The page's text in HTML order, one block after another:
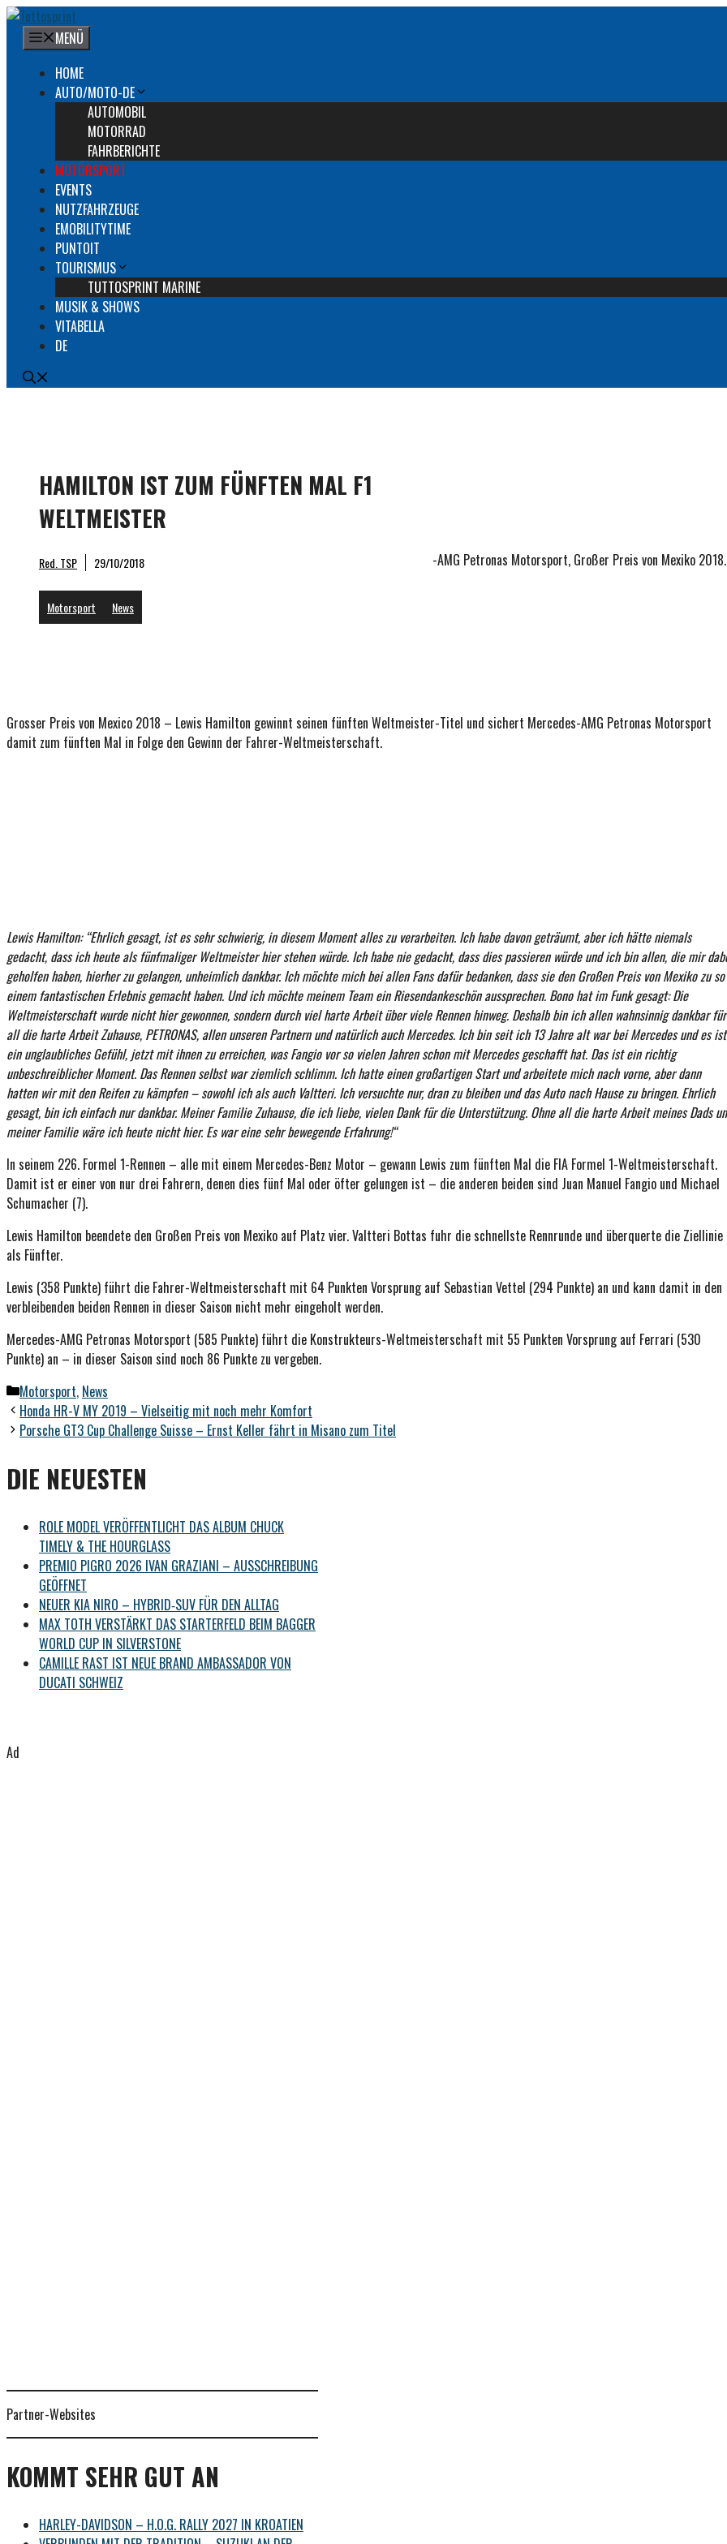
Zum
Inhalt
springen
MENÜ
HOME
AUTO/MOTO-DE
AUTOMOBIL
MOTORRAD
FAHRBERICHTE
MOTORSPORT
EVENTS
NUTZFAHRZEUGE
EMOBILITYTIME
PUNTOIT
TOURISMUS
TUTTOSPRINT MARINE
MUSIK & SHOWS
VITABELLA
DE
HAMILTON IST ZUM FÜNFTEN MAL F1
WELTMEISTER
Red. TSP 29/10/2018
Motorsport News
Formel 1 - Mercedes-AMG Petronas Motorsport, Großer Preis von Mexiko
Grosser Preis von Mexico 2018 – Lewis Hamilton gewinnt seinen fünften Weltmeister-Titel und sichert Mercedes-AMG Petronas Motorsport
damit zum fünften Mal in Folge den Gewinn der Fahrer-Weltmeisterschaft.
Lewis Hamilton: “Ehrlich gesagt, ist es sehr schwierig, in diesem Moment alles zu verarbeiten. Ich habe davon geträumt, aber ich hätte niemals
gedacht, dass ich heute als fünfmaliger Weltmeister hier stehen würde. Ich habe nie gedacht, dass dies passieren würde und ich bin allen, die mir
geholfen haben, hierher zu gelangen, unheimlich dankbar. Ich möchte mich bei allen Fans dafür bedanken, dass sie den Großen Preis von Mexiko zu so
einem fantastischen Erlebnis gemacht haben. Und ich möchte meinem Team ein Riesendankeschön aussprechen. Bono hat im Funk gesagt: Die
Weltmeisterschaft wurde nicht hier gewonnen, sondern durch viel harte Arbeit über viele Rennen hinweg. Deshalb bin ich allen wahnsinnig dankbar für
all die harte Arbeit Zuhause, PETRONAS, allen unseren Partnern und natürlich auch Mercedes. Ich bin seit ich 13 Jahre alt war bei Mercedes und es ist
ein unglaubliches Gefühl, jetzt mit ihnen zu erreichen, was Fangio vor so vielen Jahren schon mit Mercedes geschafft hat. Das ist ein richtig
unbeschreiblicher Moment. Das Rennen selbst war ziemlich schlimm. Ich hatte einen großartigen Start und arbeitete mich nach vorne, aber dann
hatten wir mit den Reifen zu kämpfen – sowohl ich als auch Valtteri. Ich versuchte nur, dran zu bleiben und das Auto nach Hause zu bringen. Ehrlich
gesagt, bin ich einfach nur dankbar. Meiner Familie Zuhause, die ich liebe, vielen Dank für die Unterstützung. Ohne all die harte Arbeit meines Dads
meiner Familie wäre ich heute nicht hier. Es war eine sehr bewegende Erfahrung!“
In seinem 226. Formel 1-Rennen – alle mit einem Mercedes-Benz Motor – gewann Lewis zum fünften Mal die FIA Formel 1-Weltmeisterschaft.
Damit ist er einer von nur drei Fahrern, denen dies fünf Mal oder öfter gelungen ist – die anderen beiden sind Juan Manuel Fangio und Michael
Schumacher (7).
Lewis Hamilton beendete den Großen Preis von Mexiko auf Platz vier. Valtteri Bottas fuhr die schnellste Rennrunde und überquerte die Ziellinie
als Fünfter.
Lewis (358 Punkte) führt die Fahrer-Weltmeisterschaft mit 64 Punkten Vorsprung auf Sebastian Vettel (294 Punkte) an und kann damit in den
verbleibenden beiden Rennen in dieser Saison nicht mehr eingeholt werden.
Mercedes-AMG Petronas Motorsport (585 Punkte) führt die Konstrukteurs-Weltmeisterschaft mit 55 Punkten Vorsprung auf Ferrari (530
Punkte) an – in dieser Saison sind noch 86 Punkte zu vergeben.
Kategorien
Motorsport, News
Honda HR-V MY 2019 – Vielseitig mit noch mehr Komfort
Porsche GT3 Cup Challenge Suisse – Ernst Keller fährt in Misano zum Titel
DIE NEUESTEN
ROLE MODEL VERÖFFENTLICHT DAS ALBUM CHUCK
TIMELY & THE HOURGLASS
PREMIO PIGRO 2026 IVAN GRAZIANI – AUSSCHREIBUNG
GEÖFFNET
NEUER KIA NIRO – HYBRID‑SUV FÜR DEN ALLTAG
MAX TOTH VERSTÄRKT DAS STARTERFELD BEIM BAGGER
WORLD CUP IN SILVERSTONE
CAMILLE RAST IST NEUE BRAND AMBASSADOR VON
DUCATI SCHWEIZ
Ad
Partner-Websites
KOMMT SEHR GUT AN
HARLEY-DAVIDSON – H.O.G. RALLY 2027 IN KROATIEN